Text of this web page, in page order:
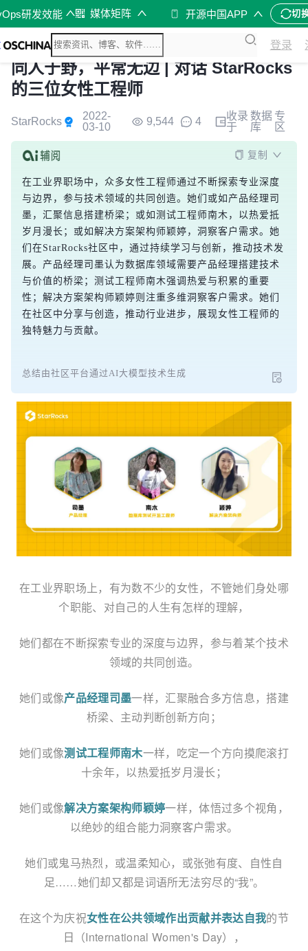
研发效能 媒体矩阵 开源中国APP 切
登录
同人于野，平常无边 | 对话 StarRocks
的三位女性工程师
StarRocks
2022-
03-10
9,544 4
收录
于
数据
库
专
区
复制
在工业界职场中，众多女性工程师通过不断探索专业深度
与边界，参与技术领域的共同创造。她们或如产品经理司
墨，汇聚信息搭建桥梁；或如测试工程师南木，以热爱抵
岁月漫长；或如解决方案架构师颖婷，洞察客户需求。她
们在StarRocks社区中，通过持续学习与创新，推动技术发
展。产品经理司墨认为数据库领域需要产品经理搭建技术
与价值的桥梁；测试工程师南木强调热爱与积累的重要
性；解决方案架构师颖婷则注重多维洞察客户需求。她们
在社区中分享与创造，推动行业进步，展现女性工程师的
独特魅力与贡献。
总结由社区平台通过AI大模型技术生成
在工业界职场上，有为数不少的女性，不管她们身处哪
个职能、对自己的人生有怎样的理解，
她们都在不断探索专业的深度与边界，参与着某个技术
领域的共同创造。
她们或像产品经理司墨一样，汇聚融合多方信息，搭建
桥梁、主动判断创新方向；
她们或像测试工程师南木一样，吃定一个方向摸爬滚打
十余年，以热爱抵岁月漫长；
她们或像解决方案架构师颖婷一样，体悟过多个视角，
以绝妙的组合能力洞察客户需求。
她们或鬼马热烈，或温柔知心，或张弛有度、自性自
足……她们却又都是词语所无法穷尽的“我”。
在这个为庆祝女性在公共领域作出贡献并表达自我的节
日（International Women's Day），